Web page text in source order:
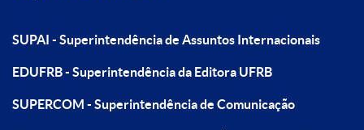
SUPAI - Superintendência de Assuntos Internacionais
EDUFRB - Superintendência da Editora UFRB
SUPERCOM - Superintendência de Comunicação